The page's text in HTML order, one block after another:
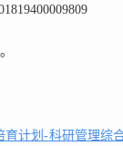
育计划-科研管理综